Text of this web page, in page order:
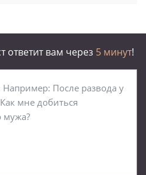
ответит вам через 5 минут!